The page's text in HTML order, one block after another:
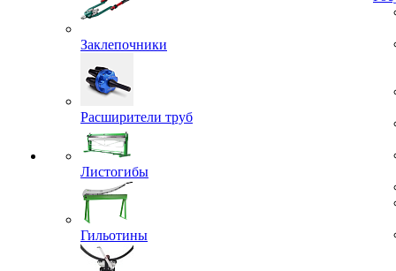
Заклепочники
Расширители труб
Листогибы
Гильотины